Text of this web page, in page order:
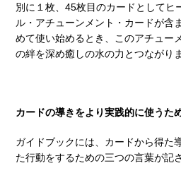
別に１枚、45枚目のカードとしてヒ
ル・アチューンメント・カードが含
めて使い始めるとき、このアチュー
の絆を深め癒しの水の力とつながり
カードの導きをより実践的に使うた
ガイドブックには、カードから得た
た行動をするための三つの言葉が記